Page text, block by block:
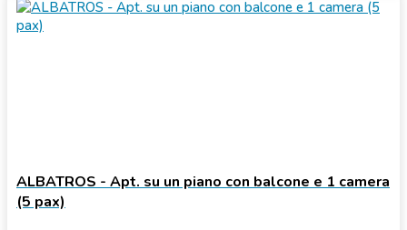
ALBATROS - Apt. su un piano con balcone e 1 camera
(5 pax)